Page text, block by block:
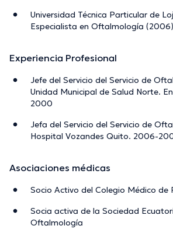
Universidad Técnica Particular de
Especialista en Oftalmología (2006)
Experiencia Profesional
Jefe del Servicio del Servicio de
Unidad Municipal de Salud Norte.
2000
Jefa del Servicio del Servicio de
Hospital Vozandes Quito. 2006-
Asociaciones médicas
Socio Activo del Colegio Médico de
Socia activa de la Sociedad
Oftalmología